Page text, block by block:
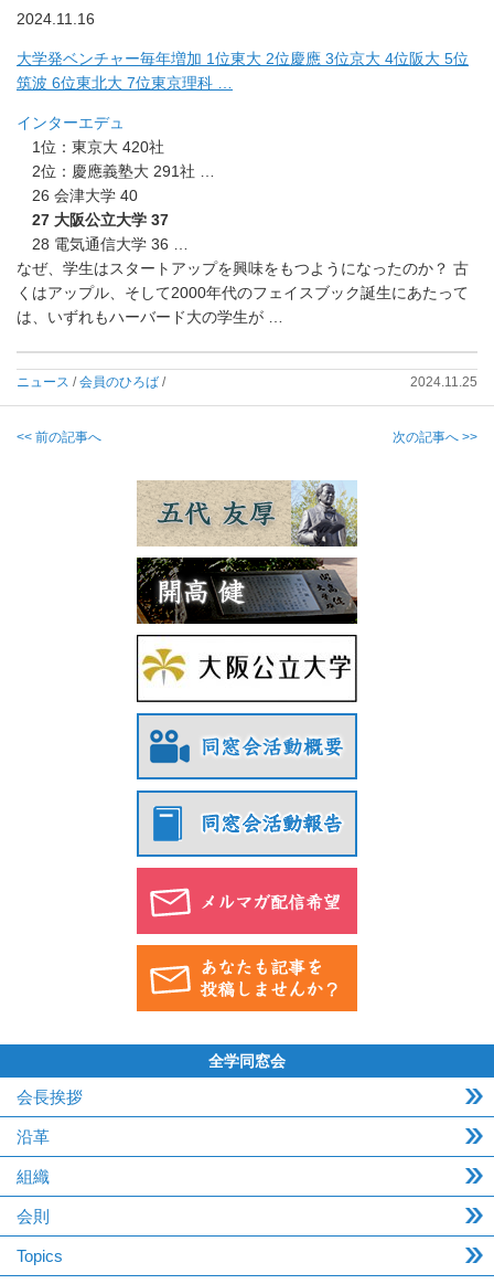
2024.11.16
大学発ベンチャー毎年増加 1位東大 2位慶應 3位京大 4位阪大 5位
筑波 6位東北大 7位東京理科 …
インターエデュ
1位：東京大 420社
2位：慶應義塾大 291社 …
26 会津大学 40
27 大阪公立大学 37
28 電気通信大学 36 …
なぜ、学生はスタートアップを興味をもつようになったのか？ 古
くはアップル、 そして2000年代のフェイスブック誕生にあたって
は、 いずれもハーバード大の学生が …
ニュース /会員のひろば / 2024.11.25
<< 前の記事へ 次の記事へ >>
全学同窓会
会長挨拶
沿革
組織
会則
Topics